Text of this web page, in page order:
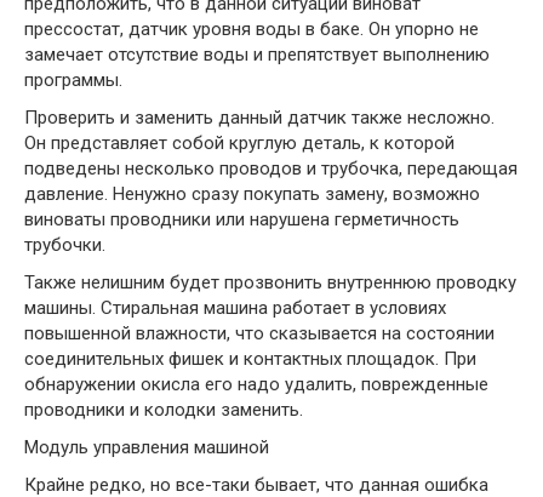
прессостат, датчик уровня воды в баке. Он упорно не
замечает отсутствие воды и препятствует выполнению
программы.
Проверить и заменить данный датчик также несложно.
Он представляет собой круглую деталь, к которой
подведены несколько проводов и трубочка, передающая
давление. Ненужно сразу покупать замену, возможно
виноваты проводники или нарушена герметичность
трубочки.
Также нелишним будет прозвонить внутреннюю проводку
машины. Стиральная машина работает в условиях
повышенной влажности, что сказывается на состоянии
соединительных фишек и контактных площадок. При
обнаружении окисла его надо удалить, поврежденные
проводники и колодки заменить.
Модуль управления машиной
Крайне редко, но все-таки бывает, что данная ошибка